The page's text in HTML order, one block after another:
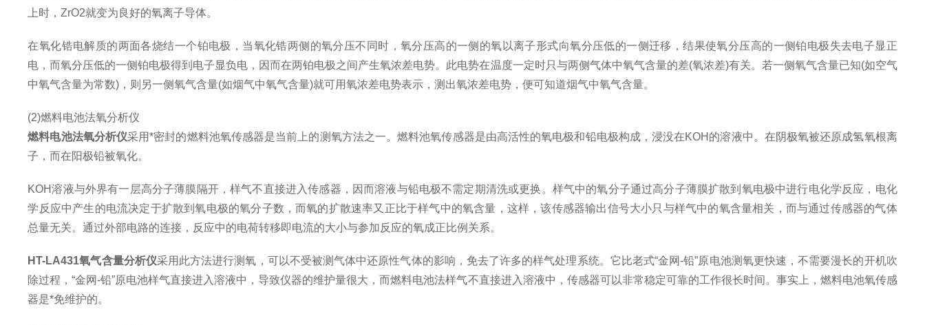
上时，ZrO2就变为良好的氧离子导体。
在氧化锆电解质的两面各烧结一个铂电极，当氧化锆两侧的氧分压不同时，氧分压高的一侧的氧以离子形式向氧分压低的一侧迁移，结果使氧分压高的一侧铂电极失去电子显正
电，而氧分压低的一侧铂电极得到电子显负电，因而在两铂电极之间产生氧浓差电势。此电势在温度一定时只与两侧气体中氧气含量的差(氧浓差)有关。若一侧氧气含量已知(如空气
中氧气含量为常数)，则另一侧氧气含量(如烟气中氧气含量)就可用氧浓差电势表示，测出氧浓差电势，便可知道烟气中氧气含量。
(2)燃料电池法氧分析仪
燃料电池法氧分析仪采用*密封的燃料池氧传感器是当前上的测氧方法之一。燃料池氧传感器是由高活性的氧电极和铅电极构成，浸没在KOH的溶液中。在阴极氧被还原成氢氧根离
子，而在阳极铅被氧化。
KOH溶液与外界有一层高分子薄膜隔开，样气不直接进入传感器，因而溶液与铅电极不需定期清洗或更换。样气中的氧分子通过高分子薄膜扩散到氧电极中进行电化学反应，电化
学反应中产生的电流决定于扩散到氧电极的氧分子数，而氧的扩散速率又正比于样气中的氧含量，这样，该传感器输出信号大小只与样气中的氧含量相关，而与通过传感器的气体
总量无关。通过外部电路的连接，反应中的电荷转移即电流的大小与参加反应的氧成正比例关系。
HT-LA431氧气含量分析仪采用此方法进行测氧，可以不受被测气体中还原性气体的影响，免去了许多的样气处理系统。它比老式“金网-铅”原电池测氧更快速，不需要漫长的开机吹
除过程，“金网-铅”原电池样气直接进入溶液中，导致仪器的维护量很大，而燃料电池法样气不直接进入溶液中，传感器可以非常稳定可靠的工作很长时间。事实上，燃料电池氧传感
器是*免维护的。